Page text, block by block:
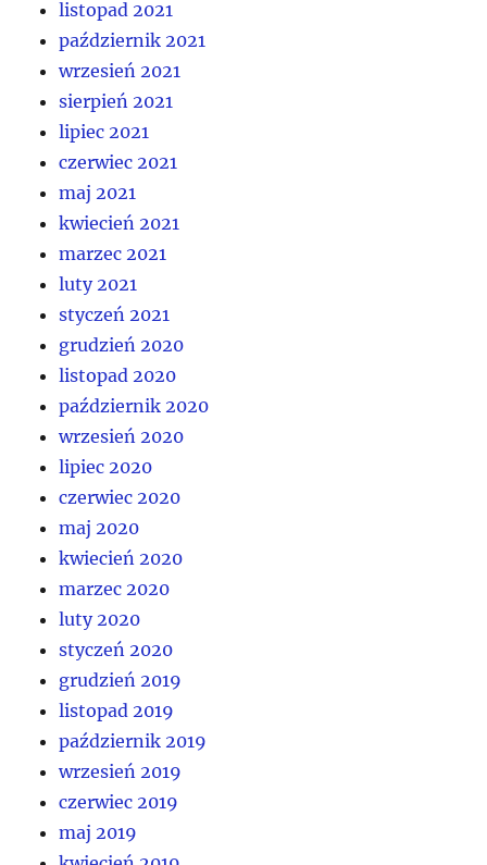
listopad 2021
październik 2021
wrzesień 2021
sierpień 2021
lipiec 2021
czerwiec 2021
maj 2021
kwiecień 2021
marzec 2021
luty 2021
styczeń 2021
grudzień 2020
listopad 2020
październik 2020
wrzesień 2020
lipiec 2020
czerwiec 2020
maj 2020
kwiecień 2020
marzec 2020
luty 2020
styczeń 2020
grudzień 2019
listopad 2019
październik 2019
wrzesień 2019
czerwiec 2019
maj 2019